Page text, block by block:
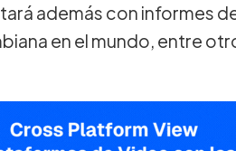
además con informes
en el mundo, entre